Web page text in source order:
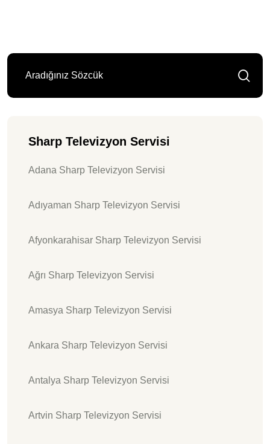
Sharp Televizyon Servisi
Adana Sharp Televizyon Servisi
Adıyaman Sharp Televizyon Servisi
Afyonkarahisar Sharp Televizyon Servisi
Ağrı Sharp Televizyon Servisi
Amasya Sharp Televizyon Servisi
Ankara Sharp Televizyon Servisi
Antalya Sharp Televizyon Servisi
Artvin Sharp Televizyon Servisi